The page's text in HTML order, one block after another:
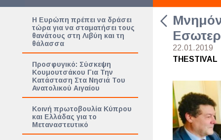
Η Ευρώπη πρέπει να δράσει
τώρα για να σταματήσει τους
θανάτους στη Λιβύη και τη
θάλασσα
Προσφυγικό: Σύσκεψη
Κουμουτσάκου Για Την
Κατάσταση Στα Νησιά Του
Ανατολικού Αιγαίου
Κοινή πρωτοβουλία Κύπρου
και Ελλάδας για το
Μεταναστευτικό
22.01.2019
THESTIVAL